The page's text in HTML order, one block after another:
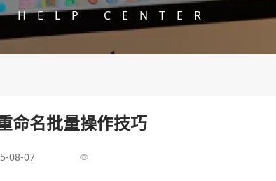
HELP CENTER
命名批量操作技巧
08-07